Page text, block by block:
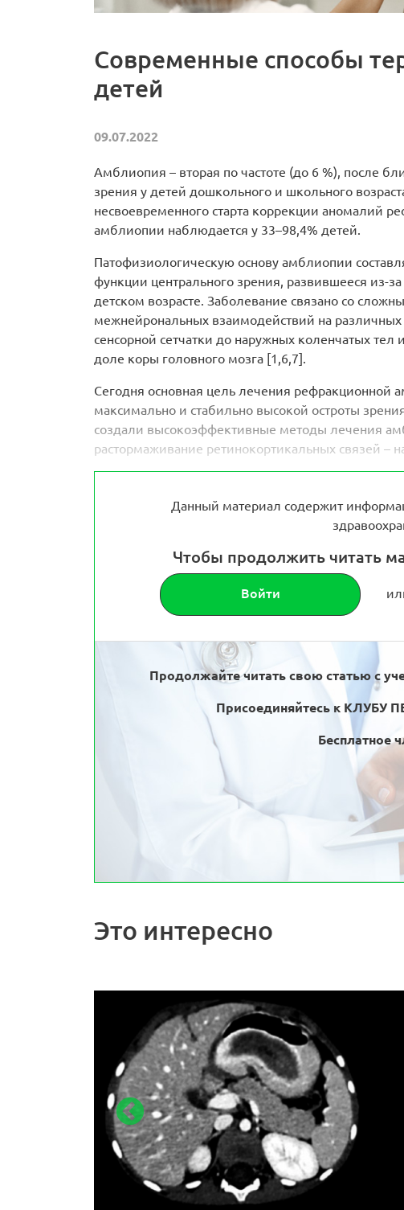
Современные способы
детей
09.07.2022
Амблиопия – вторая по частоте (до 6 %), после
зрения у детей дошкольного и школьного
несвоевременного старта коррекции аномалий
амблиопии наблюдается у 33–98,4% детей.
Патофизиологическую основу амблиопии
функции центрального зрения, развившееся из-
детском возрасте. Заболевание связано со
межнейрональных взаимодействий на различных
сенсорной сетчатки до наружных коленчатых тел
доле коры головного мозга [1,6,7].
Сегодня основная цель лечения рефракционной
максимально и стабильно высокой остроты
создали высокоэффективные методы лечения
растормаживание ретинокортикальных связей –
Данный материал содержит
Чтобы продолжить читать
Войти
Продолжайте читать свою статью с
Присоединяйтесь к КЛУБУ
Бесплатное
Это интересно